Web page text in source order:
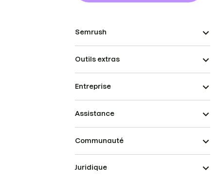
Semrush
Outils extras
Entreprise
Assistance
Communauté
Juridique